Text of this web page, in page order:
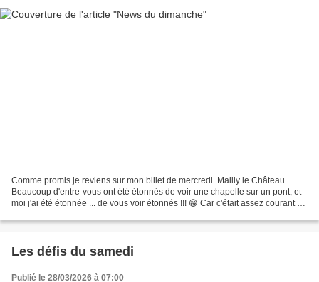
Comme promis je reviens sur mon billet de mercredi. Mailly le Château
Beaucoup d'entre-vous ont été étonnés de voir une chapelle sur un pont, et
moi j'ai été étonnée ... de vous voir étonnés !!! 😁 Car c'était assez courant au
Les défis du samedi
Publié le 28/03/2026 à 07:00